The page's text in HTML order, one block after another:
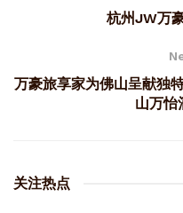
杭州JW万
万豪旅享家为佛山呈献独
山万怡
关注热点